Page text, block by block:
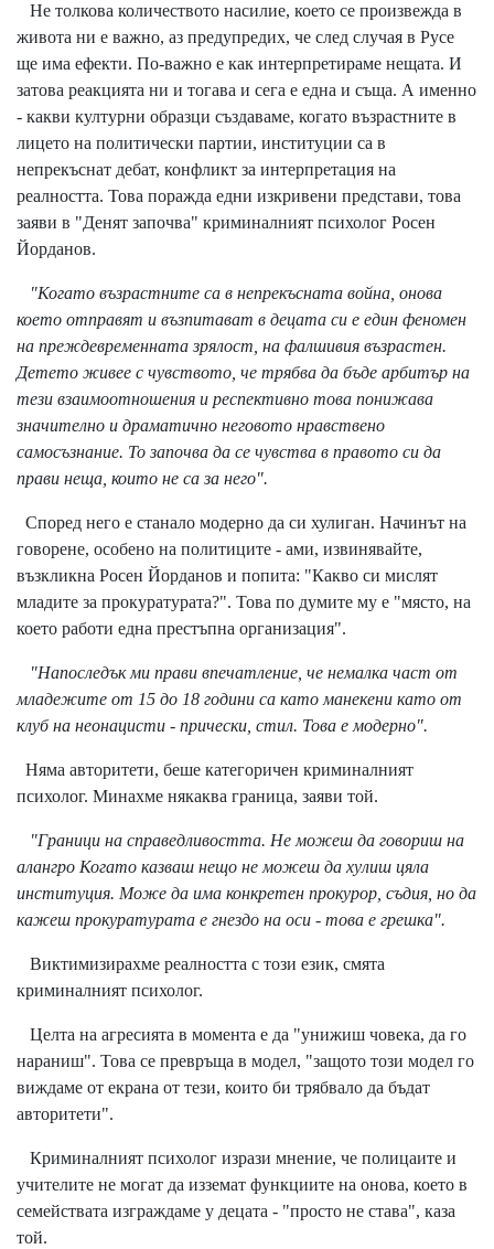
Не толкова количеството насилие, което се произвежда в
живота ни е важно, аз предупредих, че след случая в Русе
ще има ефекти. По-важно е как интерпретираме нещата. И
затова реакцията ни и тогава и сега е една и съща. А именно
- какви културни образци създаваме, когато възрастните в
лицето на политически партии, институции са в
непрекъснат дебат, конфликт за интерпретация на
реалността. Това поражда едни изкривени представи, това
заяви в "Денят започва" криминалният психолог Росен
Йорданов.
"Когато възрастните са в непрекъсната война, онова
което отправят и възпитават в децата си е един феномен
на преждевременната зрялост, на фалшивия възрастен.
Детето живее с чувството, че трябва да бъде арбитър на
тези взаимоотношения и респективно това понижава
значително и драматично неговото нравствено
самосъзнание. То започва да се чувства в правото си да
прави неща, които не са за него".
Според него е станало модерно да си хулиган. Начинът на
говорене, особено на политиците - ами, извинявайте,
възкликна Росен Йорданов и попита: "Какво си мислят
младите за прокуратурата?". Това по думите му е "място, на
което работи една престъпна организация".
"Напоследък ми прави впечатление, че немалка част от
младежите от 15 до 18 години са като манекени като от
клуб на неонацисти - прически, стил. Това е модерно".
Няма авторитети, беше категоричен криминалният
психолог. Минахме някаква граница, заяви той.
"Граници на справедливостта. Не можеш да говориш на
алангро Когато казваш нещо не можеш да хулиш цяла
институция. Може да има конкретен прокурор, съдия, но да
кажеш прокуратурата е гнездо на оси - това е грешка".
Виктимизирахме реалността с този език, смята
криминалният психолог.
Целта на агресията в момента е да "унижиш човека, да го
нараниш". Това се превръща в модел, "защото този модел го
виждаме от екрана от тези, които би трябвало да бъдат
авторитети".
Криминалният психолог изрази мнение, че полицаите и
учителите не могат да изземат функциите на онова, което в
семействата изграждаме у децата - "просто не става", каза
той.